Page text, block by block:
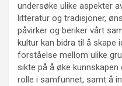
undersøke ulike aspekter
litteratur og tradisjoner,
påvirker og beriker vårt
kultur kan bidra til å skape
forståelse mellom ulike
sikte på å øke
rolle i samfunnet, samt å